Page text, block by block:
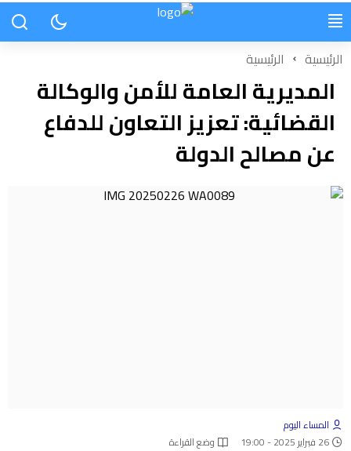
الرئيسية الرئيسية
المديرية العامة للأمن والوكالة
القضائية: تعزيز التعاون للدفاع
عن مصالح الدولة
المساء اليوم
26 فبراير 2025 - 19:00
وضع القراءة